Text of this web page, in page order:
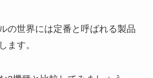
の世界には定番と呼ばれる製品
ます。